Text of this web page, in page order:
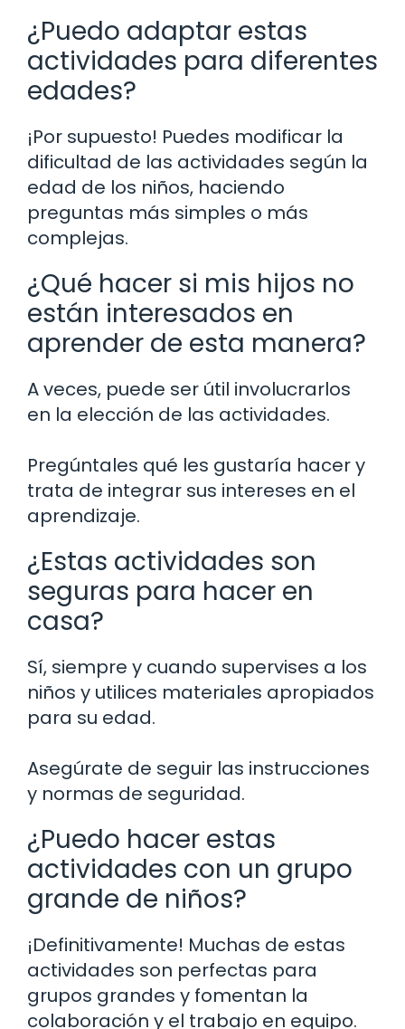
¿Puedo adaptar estas
actividades para diferentes
edades?
¡Por supuesto! Puedes modificar la
dificultad de las actividades según la
edad de los niños, haciendo
preguntas más simples o más
complejas.
¿Qué hacer si mis hijos no
están interesados en
aprender de esta manera?
A veces, puede ser útil involucrarlos
en la elección de las actividades.
Pregúntales qué les gustaría hacer y
trata de integrar sus intereses en el
aprendizaje.
¿Estas actividades son
seguras para hacer en
casa?
Sí, siempre y cuando supervises a los
niños y utilices materiales apropiados
para su edad.
Asegúrate de seguir las instrucciones
y normas de seguridad.
¿Puedo hacer estas
actividades con un grupo
grande de niños?
¡Definitivamente! Muchas de estas
actividades son perfectas para
grupos grandes y fomentan la
colaboración y el trabajo en equipo.